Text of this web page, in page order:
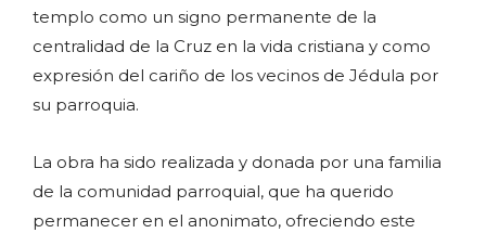
templo como un signo permanente de la
centralidad de la Cruz en la vida cristiana y como
expresión del cariño de los vecinos de Jédula por
su parroquia.
La obra ha sido realizada y donada por una familia
de la comunidad parroquial, que ha querido
permanecer en el anonimato, ofreciendo este